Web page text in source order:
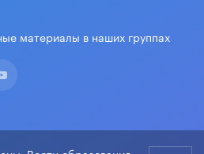
материалы в наших группах